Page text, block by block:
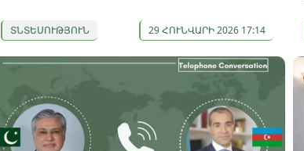
ՏՆՏԵՍՈՒԹՅՈՒՆ 29 ՀՈՒՆՎԱՐԻ 2026 17:14